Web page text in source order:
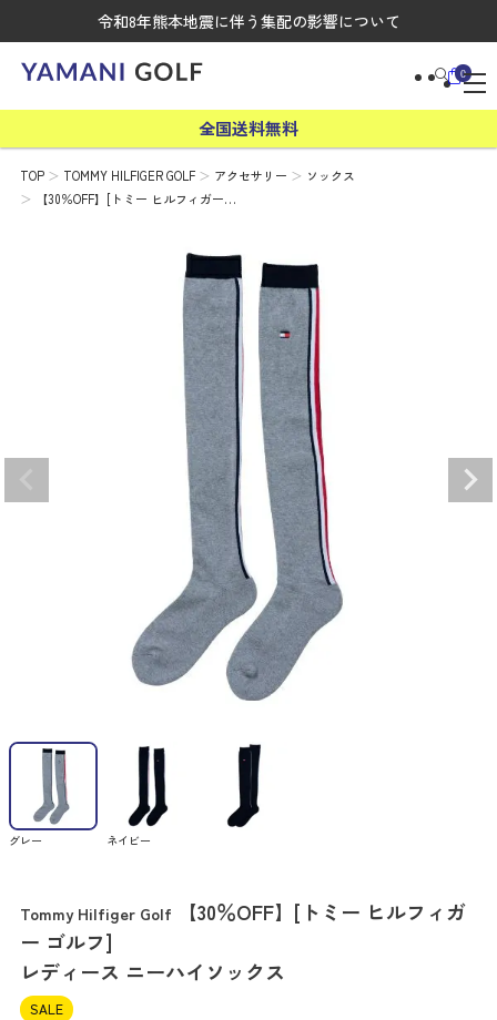
令和8年熊本地震に伴う集配の影響について
0
全国送料無料
TOP TOMMY HILFIGER GOLF アクセサリー
ソックス
【30％OFF】[トミー ヒルフィガー…
グレー ネイビー
Tommy Hilfiger Golf
【30％OFF】[トミー ヒルフィガ
ー ゴルフ]
レディース ニーハイソックス
SALE